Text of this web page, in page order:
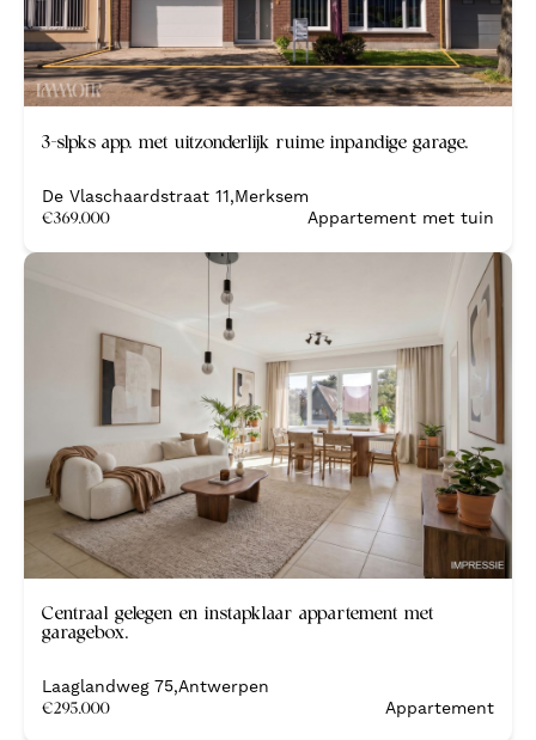
3-slpks app. met uitzonderlijk ruime inpandige garage.
De Vlaschaardstraat 11,Merksem
€369.000 Appartement met tuin
Centraal gelegen en instapklaar appartement met
garagebox.
Laaglandweg 75,Antwerpen
€295.000 Appartement